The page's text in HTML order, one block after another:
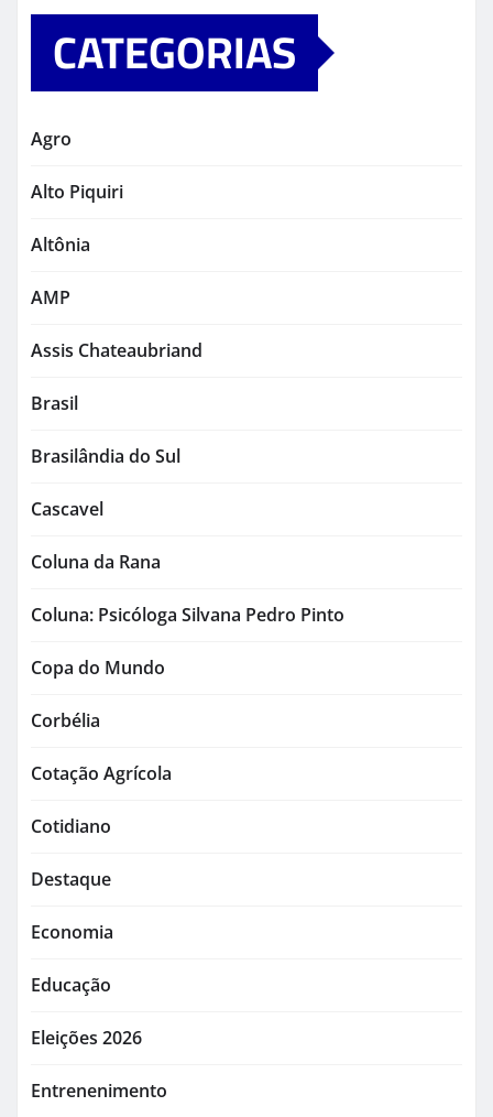
CATEGORIAS
Agro
Alto Piquiri
Altônia
AMP
Assis Chateaubriand
Brasil
Brasilândia do Sul
Cascavel
Coluna da Rana
Coluna: Psicóloga Silvana Pedro Pinto
Copa do Mundo
Corbélia
Cotação Agrícola
Cotidiano
Destaque
Economia
Educação
Eleições 2026
Entrenenimento